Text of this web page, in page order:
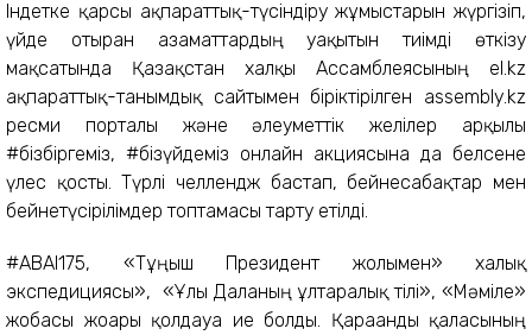
Індетке қарсы ақпараттық-түсіндіру жұмыстарын жүргізіп,
үйде отырған азаматтардың уақытын тиімді өткізу
мақсатында Қазақстан халқы Ассамблеясының el.kz
ақпараттық-танымдық сайтымен біріктірілген assembly.kz
ресми порталы және әлеуметтік желілер арқылы
#бізбіргеміз, #бізүйдеміз онлайн акциясына да белсене
үлес қосты. Түрлі челлендж бастап, бейнесабақтар мен
бейнетүсірілімдер топтамасы тарту етілді.
#ABAI175, «Тұңғыш Президент жолымен» халық
экспедициясы», «Ұлы Даланың ұлтаралық тілі», «Мәміле»
жобасы жоғары қолдауға ие болды. Қарағанды қаласының